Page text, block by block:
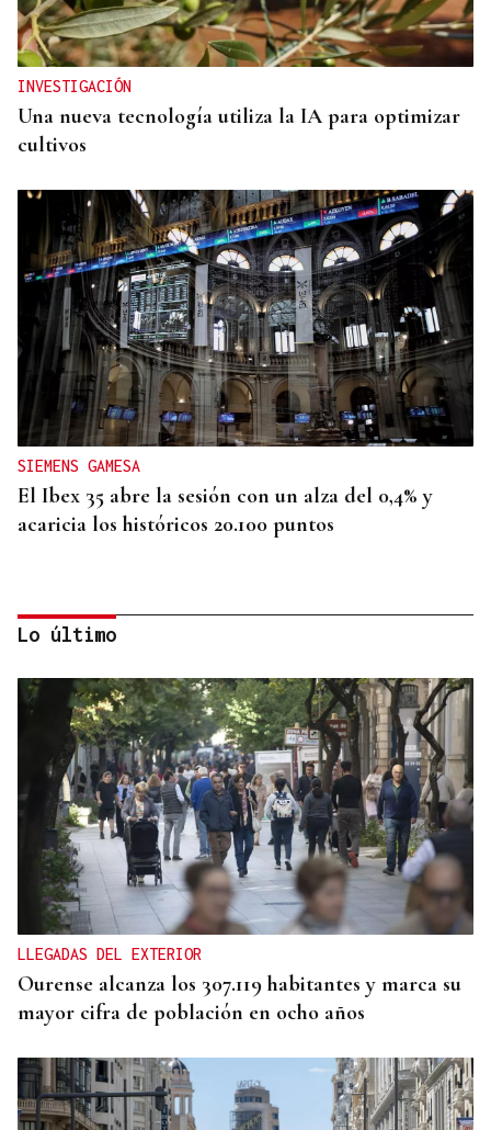
INVESTIGACIÓN
Una nueva tecnología utiliza la IA para optimizar
cultivos
SIEMENS GAMESA
El Ibex 35 abre la sesión con un alza del 0,4% y
acaricia los históricos 20.100 puntos
INFORME
Bruselas investiga el pago de España a un grupo
japonés
Lo último
LLEGADAS DEL EXTERIOR
Ourense alcanza los 307.119 habitantes y marca su
mayor cifra de población en ocho años